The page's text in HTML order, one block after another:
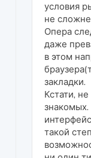
условия
не
Опера
даже
в этом
закладки.
Кстати,
такой